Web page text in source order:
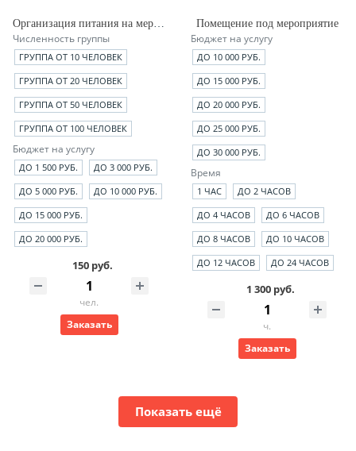
Организация питания на мероприятии
Численность группы
ГРУППА ОТ 10 ЧЕЛОВЕК
ГРУППА ОТ 20 ЧЕЛОВЕК
ГРУППА ОТ 50 ЧЕЛОВЕК
ГРУППА ОТ 100 ЧЕЛОВЕК
Бюджет на услугу
ДО 1 500 РУБ.
ДО 3 000 РУБ.
ДО 5 000 РУБ.
ДО 10 000 РУБ.
ДО 15 000 РУБ.
ДО 20 000 РУБ.
150 руб.
чел.
Заказать
Помещение под мероприятие
Бюджет на услугу
ДО 10 000 РУБ.
ДО 15 000 РУБ.
ДО 20 000 РУБ.
ДО 25 000 РУБ.
ДО 30 000 РУБ.
Время
1 ЧАС
ДО 2 ЧАСОВ
ДО 4 ЧАСОВ
ДО 6 ЧАСОВ
ДО 8 ЧАСОВ
ДО 10 ЧАСОВ
ДО 12 ЧАСОВ
ДО 24 ЧАСОВ
1 300 руб.
ч.
Заказать
Показать ещё